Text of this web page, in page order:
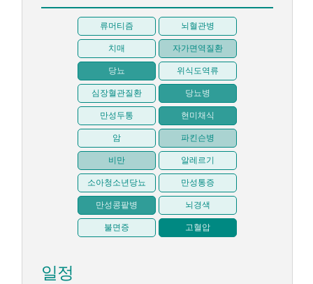
류머티즘 뇌혈관병
치매 자가면역질환
당뇨 위식도역류
심장혈관질환 당뇨병
만성두통 현미채식
암 파킨슨병
비만 알레르기
소아청소년당뇨 만성통증
만성콩팥병 뇌경색
불면증 고혈압
일정